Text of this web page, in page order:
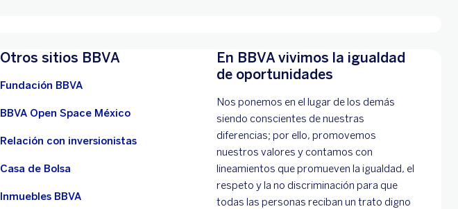
Otros sitios BBVA
Fundación BBVA
BBVA Open Space México
Relación con inversionistas
Casa de Bolsa
Inmuebles BBVA
En BBVA vivimos la igualdad
de oportunidades
Nos ponemos en el lugar de los demás
siendo conscientes de nuestras
diferencias; por ello, promovemos
nuestros valores y contamos con
lineamientos que promueven la igualdad, el
respeto y la no discriminación para que
todas las personas reciban un trato digno